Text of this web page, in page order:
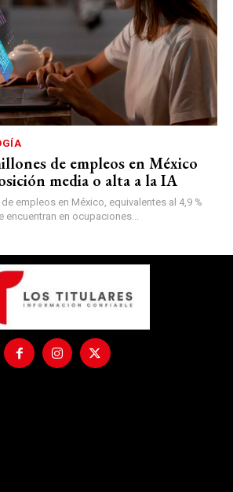
de empleos en México
media o alta a la IA
empleos en México, equivalentes al 4,9 %
encuentran en ocupaciones...